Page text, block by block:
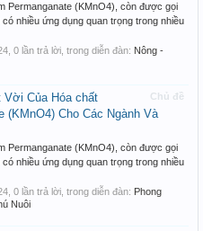
Permanganate (KMnO4), còn được gọi
nhiều ứng dụng quan trọng trong nhiều
, 0 lần trả lời, trong diễn đàn: Nông -
Chủ đề
Vời Của Hóa chất
(KMnO4) Cho Các Ngành Và
Permanganate (KMnO4), còn được gọi
nhiều ứng dụng quan trọng trong nhiều
, 0 lần trả lời, trong diễn đàn: Phong
Nuôi